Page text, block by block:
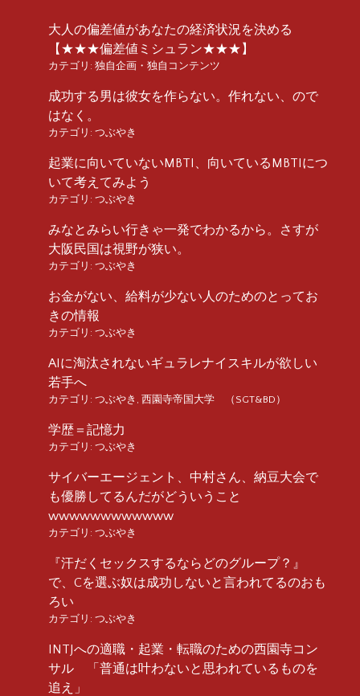
大人の偏差値があなたの経済状況を決める
【★★★偏差値ミシュラン★★★】
カテゴリ: 独自企画・独自コンテンツ
成功する男は彼女を作らない。作れない、ので
はなく。
カテゴリ: つぶやき
起業に向いていないMBTI、向いているMBTIにつ
いて考えてみよう
カテゴリ: つぶやき
みなとみらい行きゃ一発でわかるから。さすが
大阪民国は視野が狭い。
カテゴリ: つぶやき
お金がない、給料が少ない人のためのとってお
きの情報
カテゴリ: つぶやき
AIに淘汰されないギュラレナイスキルが欲しい
若手へ
カテゴリ: つぶやき , 西園寺帝国大学 （SGT&BD）
学歴＝記憶力
カテゴリ: つぶやき
サイバーエージェント、中村さん、納豆大会で
も優勝してるんだがどういうこと
wwwwwwwwwwww
カテゴリ: つぶやき
『汗だくセックスするならどのグループ？』
で、Cを選ぶ奴は成功しないと言われてるのおも
ろい
カテゴリ: つぶやき
INTJへの適職・起業・転職のための西園寺コン
サル 「普通は叶わないと思われているものを
追え」